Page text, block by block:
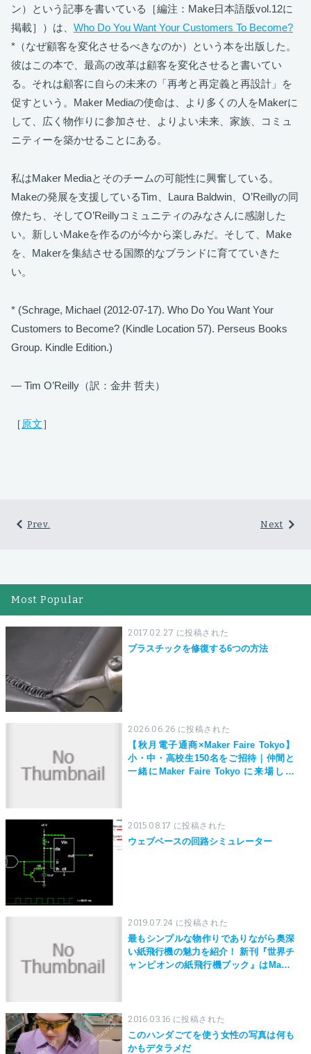
ン）という記事を書いている［編注：Make日本語版vol.12に
掲載］）は、 Who Do You Want Your Customers To Become?
*（なぜ顧客を変化させるべきなのか）という本を出版した。
彼はこの本で、最高の改革は顧客を変化させると書いてい
る。それは顧客に自らの未来の「再考と再定義と再設計」を
促すという。Maker Mediaの使命は、より多くの人をMakerに
して、広く物作りに参加させ、よりよい未来、家族、コミュ
ニティーを築かせることにある。
私はMaker Mediaとそのチームの可能性に興奮している。
Makeの発展を支援しているTim、Laura Baldwin、O’Reillyの同
僚たち、そしてO’Reillyコミュニティのみなさんに感謝した
い。新しいMakeを作るのが今から楽しみだ。そして、Make
を、Makerを集結させる国際的なブランドに育てていきた
い。
* (Schrage, Michael (2012-07-17). Who Do You Want Your
Customers to Become? (Kindle Location 57). Perseus Books
Group. Kindle Edition.)
— Tim O’Reilly（訳：金井 哲夫）
［ 原文］
Next
Prev.
Most Popular
2017.02.27 に投稿された
プラスチックを修復する6つの方法
2026.06.26 に投稿された
【秋月電子通商×Maker Faire Tokyo】
小・中・高校生150名をご招待｜仲間と
一緒にMaker Faire Tokyo に来場しよ
2015.08.17 に投稿された
ウェブベースの回路シミュレーター
2019.07.24 に投稿された
最もシンプルな物作りでありながら奥深
い紙飛行機の魅力を紹介！ 新刊『世界チ
ャンピオンの紙飛行機ブック』はMaker
2016.03.16 に投稿された
このハンダごてを使う女性の写真は何も
かもデタラメだ